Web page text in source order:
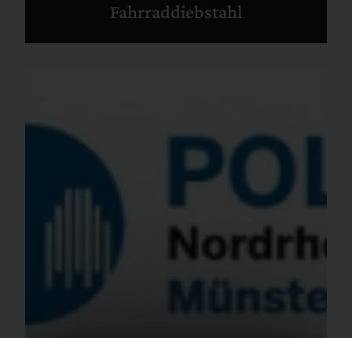
Fahrraddiebstahl